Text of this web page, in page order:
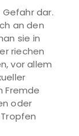
dar.
an den
sie in
riechen
vor allem
Fremde
oder